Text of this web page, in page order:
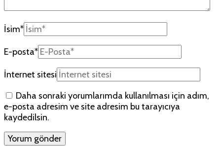
İsim*
E-posta*
İnternet sitesi
Daha sonraki yorumlarımda kullanılması için adım,
e-posta adresim ve site adresim bu tarayıcıya
kaydedilsin.